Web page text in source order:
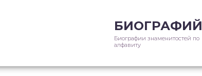
БИОГРАФИЙ
Биографии знаменитостей по
алфавиту